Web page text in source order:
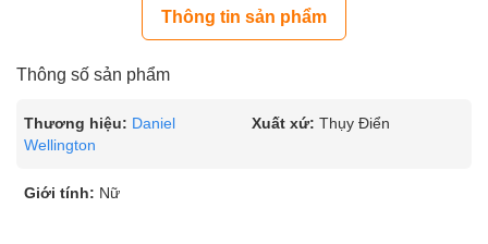
Thông tin sản phẩm
Thông số sản phẩm
Thương hiệu: Daniel
Wellington
Xuất xứ: Thụy Điển
Giới tính: Nữ